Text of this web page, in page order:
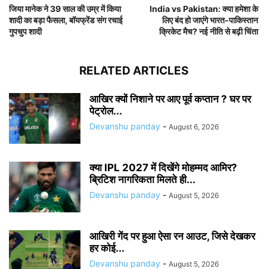
जिया मानेक ने 39 साल की उम्र में किया
शादी का बड़ा फैसला, बॉयफ्रेंड संग रचाई
गुपचुप शादी
India vs Pakistan: क्या हमेशा के
लिए बंद हो जाएंगे भारत-पाकिस्तान
क्रिकेट मैच? नई नीति से बढ़ी चिंता
RELATED ARTICLES
आखिर क्यों निशाने पर आए पूर्व कप्तान ? घर पर
पेट्रोल...
Devanshu panday - August 6, 2026
क्या IPL 2027 में दिखेंगे मोहम्मद आमिर?
ब्रिटिश नागरिकता मिलते ही...
Devanshu panday - August 5, 2026
आखिरी गेंद पर हुआ ऐसा रन आउट, जिसे देखकर
हर कोई...
Devanshu panday - August 5, 2026